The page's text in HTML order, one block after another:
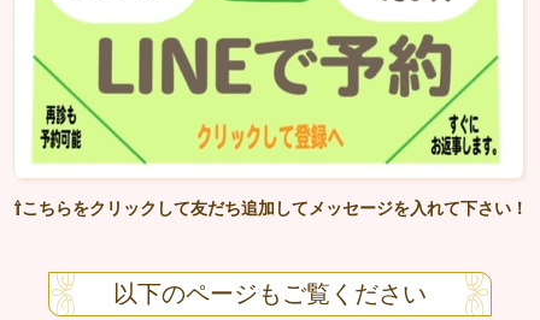
⇧こちらをクリックして友だち追加してメッセージを入れて下さい！
以下のページもご覧ください